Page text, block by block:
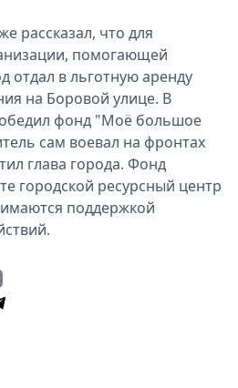
рассказал, что для
помогающей
отдал в льготную аренду
на Боровой улице. В
фонд "Моё большое
сам воевал на фронтах
глава города. Фонд
городской ресурсный центр
поддержкой